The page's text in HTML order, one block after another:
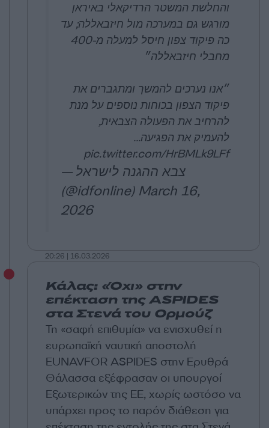
והחלשת המשטר הרדיקאלי באיראן
מורגש גם במערכה מול חיזבאללה; עד
כה פיקוד צפון חיסל למעלה מ-400
מחבלי חיזבאללה״
״אנו נערכים להמשך ומתגברים את
פיקוד הצפון בכוחות נוספים על מנת
להרחיב את הפעולה הצבאית,
להעמיק את הפגיעה…
pic.twitter.com/HrBMLk9LFf
— צבא ההגנה לישראל
(@idfonline) March 16,
2026
20:26 | 16.03.2026
Κάλας: «Όχι» στην
επέκταση της ASPIDES
στα Στενά του Ορμούζ
Τη «σαφή επιθυμία» να ενισχυθεί η
ευρωπαϊκή ναυτική αποστολή
EUNAVFOR ASPIDES στην Ερυθρά
Θάλασσα εξέφρασαν οι υπουργοί
Εξωτερικών της ΕΕ, χωρίς ωστόσο να
υπάρχει προς το παρόν διάθεση για